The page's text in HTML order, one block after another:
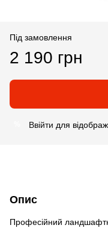
Під замовлення
2 190 грн
Ввійти для
Опис
Професійний